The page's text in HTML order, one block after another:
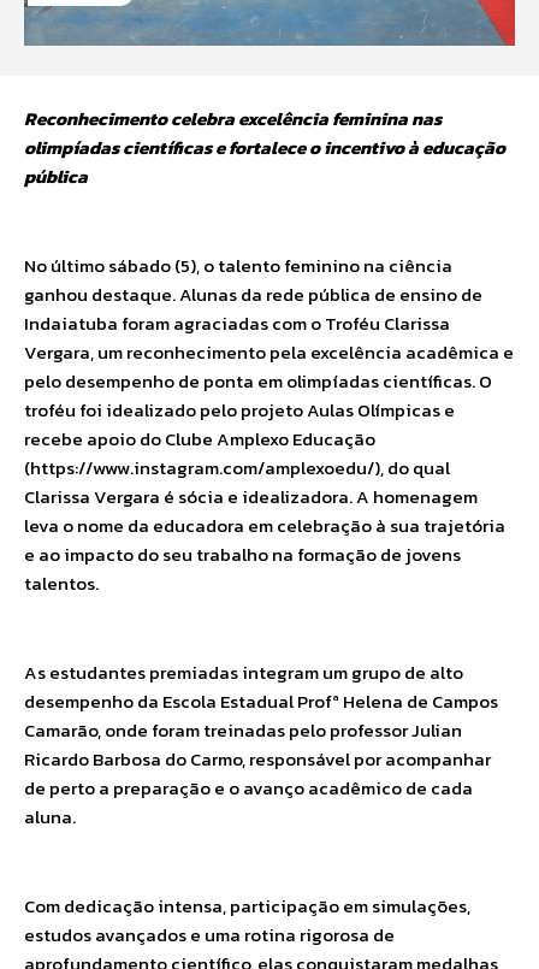
Reconhecimento celebra excelência feminina nas
olimpíadas científicas e fortalece o incentivo à educação
pública
No último sábado (5), o talento feminino na ciência
ganhou destaque. Alunas da rede pública de ensino de
Indaiatuba foram agraciadas com o Troféu Clarissa
Vergara, um reconhecimento pela excelência acadêmica e
pelo desempenho de ponta em olimpíadas científicas. O
troféu foi idealizado pelo projeto Aulas Olímpicas e
recebe apoio do Clube Amplexo Educação
(https://www.instagram.com/amplexoedu/), do qual
Clarissa Vergara é sócia e idealizadora. A homenagem
leva o nome da educadora em celebração à sua trajetória
e ao impacto do seu trabalho na formação de jovens
talentos.
As estudantes premiadas integram um grupo de alto
desempenho da Escola Estadual Profª Helena de Campos
Camarão, onde foram treinadas pelo professor Julian
Ricardo Barbosa do Carmo, responsável por acompanhar
de perto a preparação e o avanço acadêmico de cada
aluna.
Com dedicação intensa, participação em simulações,
estudos avançados e uma rotina rigorosa de
aprofundamento científico, elas conquistaram medalhas